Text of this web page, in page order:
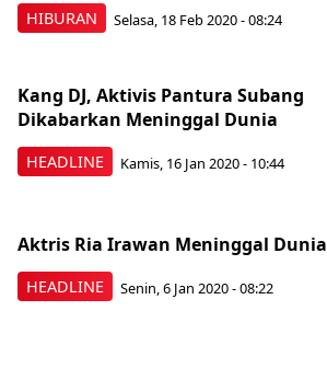
HIBURAN Selasa, 18 Feb 2020 - 08:24
HEADLINE
Kang DJ, Aktivis Pantura Subang
Dikabarkan Meninggal Dunia
Kamis, 16 Jan 2020 - 10:44
HEADLINE
Aktris Ria Irawan Meninggal Dunia
Senin, 6 Jan 2020 - 08:22